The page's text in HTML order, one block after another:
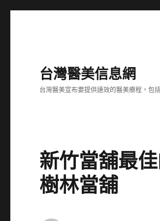
台灣醫美信息網
台灣醫美宣布要提供速效的醫美療程，包
新竹當舖最
樹林當舖